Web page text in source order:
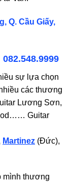
Q. Cầu Giấy,
082.548.9999
sự lựa chọn
các thương
Lương Sơn,
Guitar
Martinez (Đức),
mình thương